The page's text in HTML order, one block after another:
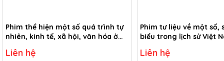
Phim thể hiện một số quá trình tự
nhiên, kinh tế, xã hội, văn hóa ở
sông Cửu Long (USB Video)
Liên hệ
Phim tư liệu về một số,
biểu trong lịch sử Việt
Liên hệ